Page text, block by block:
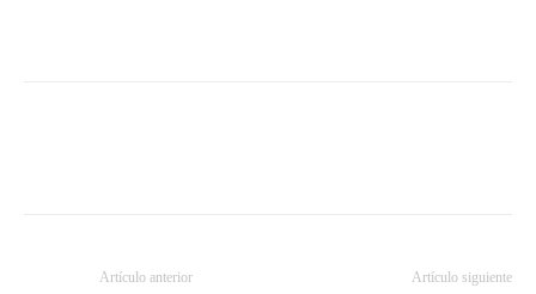
Artículo anterior Artículo siguiente